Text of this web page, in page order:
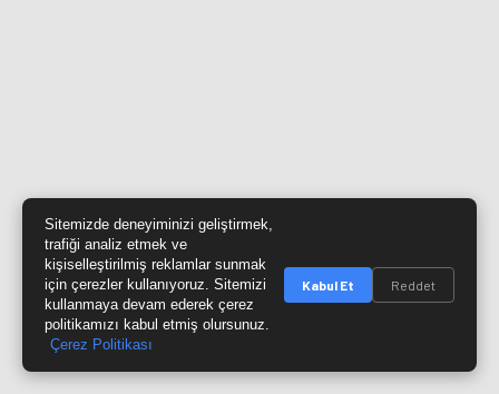
Sitemizde deneyiminizi geliştirmek,
trafiği analiz etmek ve
kişiselleştirilmiş reklamlar sunmak
için çerezler kullanıyoruz. Sitemizi
kullanmaya devam ederek çerez
politikamızı kabul etmiş olursunuz.
Çerez Politikası
Kabul Et Reddet